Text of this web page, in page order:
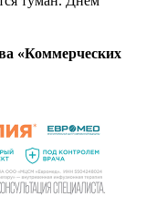
«Коммерческих